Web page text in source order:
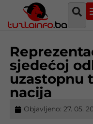
sjedećoj
uzastopnu
nacija
Objavljeno: 27. 05.